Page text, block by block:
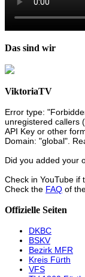
Das sind wir
ViktoriaTV
Error type:
unregistered callers
API Key or other
Domain: "global".
Did you added your
Check in YouTube if
Check the FAQ of
Offizielle Seiten
DKBC
BSKV
Bezirk MFR
Kreis Fürth
VFS